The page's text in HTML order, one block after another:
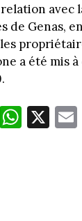
avec
de Genas,
a été mis
nk
W
ha
X